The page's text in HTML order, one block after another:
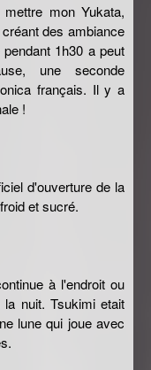
mon Yukata,
des ambiance
1h30 a peut
une seconde
français. Il y a
!
d'ouverture de la
et sucré.
à l'endroit ou
nuit. Tsukimi etait
lune qui joue avec